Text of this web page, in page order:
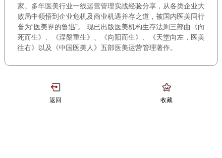
家。多年医美行业一线运营管理实战经验分享，从各类企业大
败局中领悟到企业危机及商业机遇并存之道，被国内医美同行
誉为“医美界的鲁迅”。 现已出版医美机构生存法则三部曲《向
死而生》、《涅槃重生》、《向阳而生》、《天堂向左，医美
往右》以及《中国医美人》五部医美运营管理著作。
返回 收藏